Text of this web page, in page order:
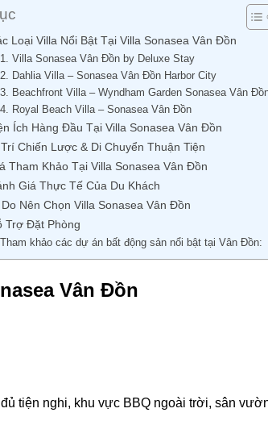
Loại Villa Nổi Bật Tại Villa Sonasea Vân Đồn
1. Villa Sonasea Vân Đồn by Deluxe Stay
2. Dahlia Villa – Sonasea Vân Đồn Harbor City
3. Beachfront Villa – Wyndham Garden Sonasea Vân
4. Royal Beach Villa – Sonasea Vân Đồn
Ích Hàng Đầu Tại Villa Sonasea Vân Đồn
Trí Chiến Lược & Di Chuyển Thuận Tiện
Tham Khảo Tại Villa Sonasea Vân Đồn
Giá Thực Tế Của Du Khách
Do Nên Chọn Villa Sonasea Vân Đồn
Trợ Đặt Phòng
Tham khảo các dự án bất động sản nổi bật tại Vân Đồn:
Vân Đồn
tiện nghi, khu vực BBQ ngoài trời, sân